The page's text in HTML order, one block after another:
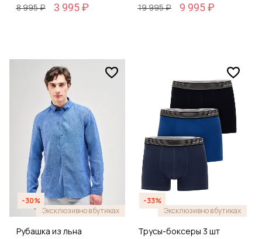
8 995 ₽
3 995 ₽
19 995 ₽
9 995 ₽
-30%
Эксклюзивно в бутиках
Рубашка из льна
-33%
Эксклюзивно в бутиках
Трусы-боксеры 3 шт